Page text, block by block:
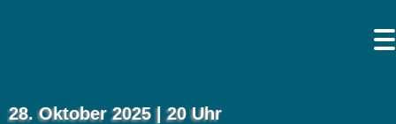
28. Oktober 2025 | 20 Uhr